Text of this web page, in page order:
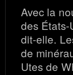
Avec la
des
dit-elle.
de
Utes de